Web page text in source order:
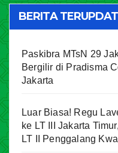
BERITA
Paskibra MTsN 29
Bergilir di Pradisma
Jakarta
Luar Biasa! Regu
ke LT III Jakarta
LT II Penggalang